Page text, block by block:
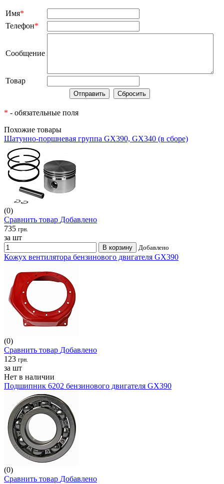
Имя*
Телефон*
Сообщение
Товар
* - обязательные поля
Похожие товары
Шатунно-поршневая группа GX390, GX340 (в сборе)
(0)
Сравнить товар Добавлено
735 грн.
за шт
В корзину Добавлено
Кожух вентилятора бензинового двигателя GX390
(0)
Сравнить товар Добавлено
123 грн.
за шт
Нет в наличии
Подшипник 6202 бензинового двигателя GX390
(0)
Сравнить товар Добавлено